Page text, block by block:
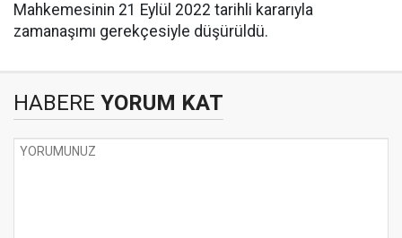
Mahkemesinin 21 Eylül 2022 tarihli kararıyla
zamanaşımı gerekçesiyle düşürüldü.
HABERE YORUM KAT